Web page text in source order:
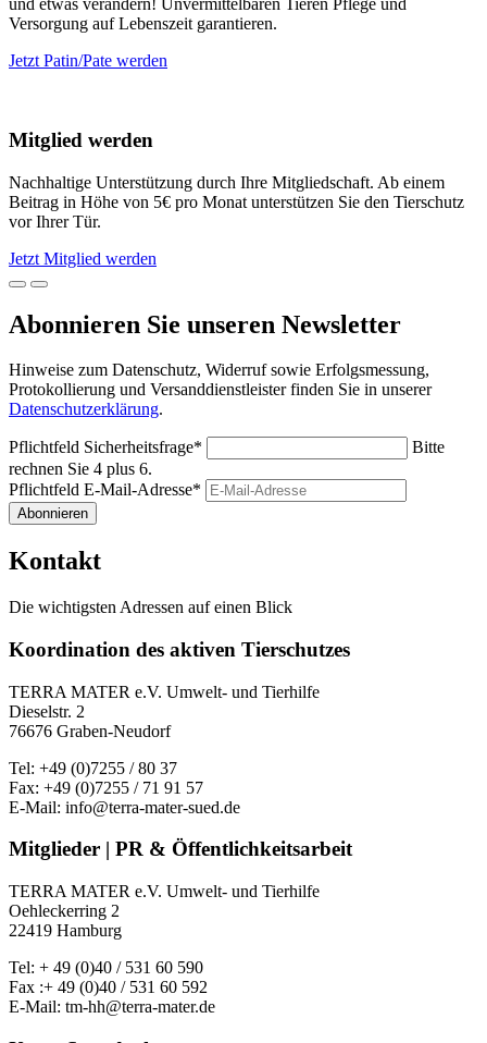
und etwas verändern! Unvermittelbaren Tieren Pflege und
Versorgung auf Lebenszeit garantieren.
Jetzt Patin/Pate werden
Mitglied werden
Nachhaltige Unterstützung durch Ihre Mitgliedschaft. Ab einem
Beitrag in Höhe von 5€ pro Monat unterstützen Sie den Tierschutz
vor Ihrer Tür.
Jetzt Mitglied werden
Abonnieren Sie unseren Newsletter
Hinweise zum Datenschutz, Widerruf sowie Erfolgsmessung,
Protokollierung und Versanddienstleister finden Sie in unserer
Datenschutzerklärung.
Pflichtfeld Sicherheitsfrage*
Bitte
rechnen Sie 4 plus 6.
Pflichtfeld E-Mail-Adresse*
Abonnieren
Kontakt
Die wichtigsten Adressen auf einen Blick
Koordination des aktiven Tierschutzes
TERRA MATER e.V. Umwelt- und Tierhilfe
Dieselstr. 2
76676 Graben-Neudorf
Tel: +49 (0)7255 / 80 37
Fax: +49 (0)7255 / 71 91 57
E-Mail: info@terra-mater-sued.de
Mitglieder | PR & Öffentlichkeitsarbeit
TERRA MATER e.V. Umwelt- und Tierhilfe
Oehleckerring 2
22419 Hamburg
Tel: + 49 (0)40 / 531 60 590
Fax :+ 49 (0)40 / 531 60 592
E-Mail: tm-hh@terra-mater.de